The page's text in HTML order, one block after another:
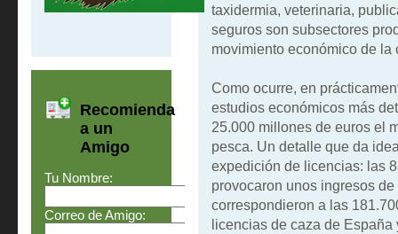
Recomienda
a un
Amigo
Tu Nombre:
Correo de Amigo:
taxidermia, veterinaria,
seguros son subsectores
movimiento económico de la
Como ocurre, en
estudios económicos más
25.000 millones de euros el
pesca. Un detalle que da
expedición de licencias: las
provocaron unos ingresos
correspondieron a las
licencias de caza de